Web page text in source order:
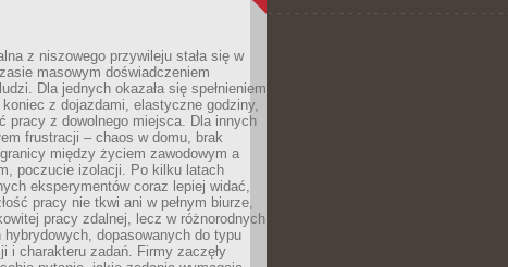
z niszowego przywileju stała się w
masowym doświadczeniem
Dla jednych okazała się spełnieniem
koniec z dojazdami, elastyczne godziny,
pracy z dowolnego miejsca. Dla innych
frustracji – chaos w domu, brak
między życiem zawodowym a
poczucie izolacji. Po kilku latach
eksperymentów coraz lepiej widać,
pracy nie tkwi ani w pełnym biurze,
pracy zdalnej, lecz w różnorodnych
hybrydowych, dopasowanych do typu
i charakteru zadań. Firmy zaczęły